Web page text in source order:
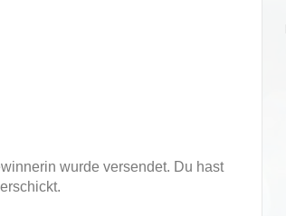
wurde versendet. Du hast